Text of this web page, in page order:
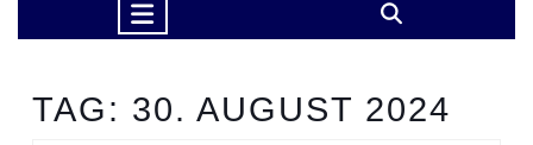
TAG: 30. AUGUST 2024